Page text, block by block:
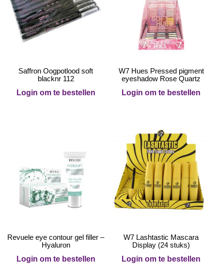
Saffron Oogpotlood soft
blacknr 112
Login om te bestellen
W7 Hues Pressed pigment
eyeshadow Rose Quartz
Login om te bestellen
Revuele eye contour gel filler –
Hyaluron
Login om te bestellen
W7 Lashtastic Mascara
Display (24 stuks)
Login om te bestellen